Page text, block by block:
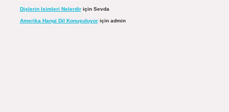
Dişlerin Isimleri Nelerdiriçin Sevda
Amerika Hangi Dil Konuşuluyoriçin admin